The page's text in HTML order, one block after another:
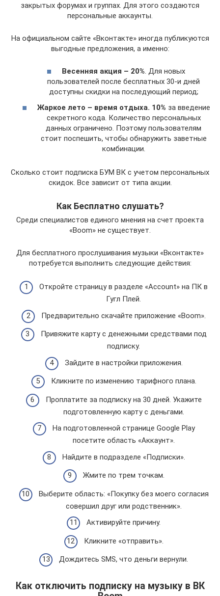
закрытых форумах и группах. Для этого создаются
персональные аккаунты.
На официальном сайте «Вконтакте» иногда публикуются
выгодные предложения, а именно:
Весенняя акция – 20%. Для новых
пользователей после бесплатных 30-и дней
доступны скидки на последующий период;
Жаркое лето – время отдыха. 10% за введение
секретного кода. Количество персональных
данных ограничено. Поэтому пользователям
стоит поспешить, чтобы обнаружить заветные
комбинации.
Сколько стоит подписка БУМ ВК с учетом персональных
скидок. Все зависит от типа акции.
Как Бесплатно слушать?
Среди специалистов единого мнения на счет проекта
«Boom» не существует.
Для бесплатного прослушивания музыки «Вконтакте»
потребуется выполнить следующие действия:
Откройте страницу в разделе «Account» на ПК в
Гугл Плей.
Предварительно скачайте приложение «Boom».
Привяжите карту с денежными средствами под
подписку.
Зайдите в настройки приложения.
Кликните по изменению тарифного плана.
Проплатите за подписку на 30 дней. Укажите
подготовленную карту с деньгами.
На подготовленной странице Google Play
посетите область «Аккаунт».
Найдите в подразделе «Подписки».
Жмите по трем точкам.
Выберите область: «Покупку без моего согласия
совершил друг или родственник».
Активируйте причину.
Кликните «отправить».
Дождитесь SMS, что деньги вернули.
Как отключить подписку на музыку в ВК